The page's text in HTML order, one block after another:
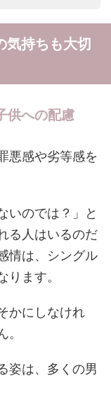
気持ちも大切
供への配慮
悪感や劣等感を
いのでは？」と
る人はいるのだ
情は、シングル
ます。
かにしなけれ
姿は、多くの男